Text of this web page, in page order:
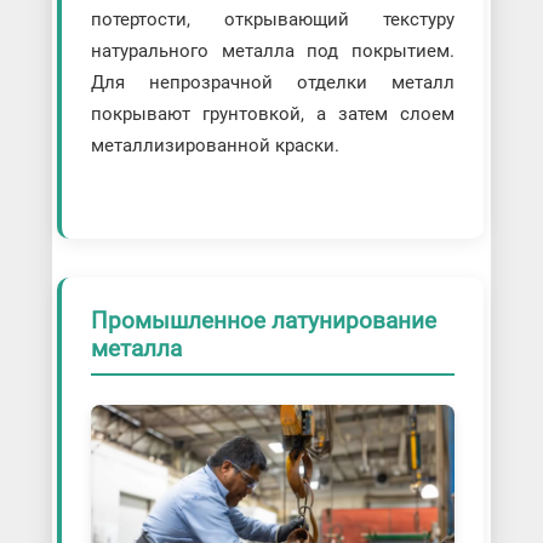
потертости, открывающий текстуру
натурального металла под покрытием.
Для непрозрачной отделки металл
покрывают грунтовкой, а затем слоем
металлизированной краски.
Промышленное латунирование
металла